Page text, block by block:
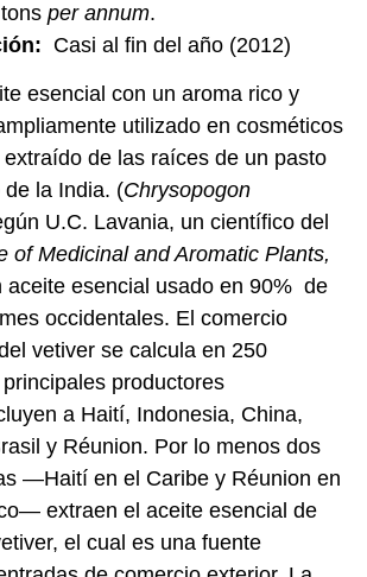
per annum.
: Casi al fin del año (2012)
esencial con un aroma rico y
utilizado en cosméticos
de las raíces de un pasto
la India. (Chrysopogon
U.C. Lavania, un científico del
of Medicinal and Aromatic Plants,
aceite esencial usado en 90% de
occidentales. El comercio
vetiver se calcula en 250
productores
a Haití, Indonesia, China,
y Réunion. Por lo menos dos
—Haití en el Caribe y Réunion en
extraen el aceite esencial de
el cual es una fuente